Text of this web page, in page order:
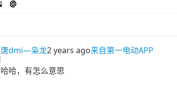
@
唐dmi—枭龙2 years ago来自第一电动APP
哈哈，有怎么意思